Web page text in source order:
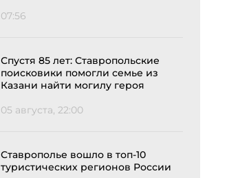
07:56
Спустя 85 лет: Ставропольские
поисковики помогли семье из
Казани найти могилу героя
05 августа, 22:00
Ставрополье вошло в топ-10
туристических регионов России